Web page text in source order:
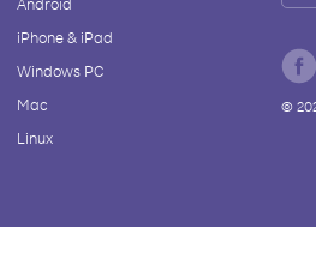
iPhone & iPad
Windows PC
Mac
Linux
©